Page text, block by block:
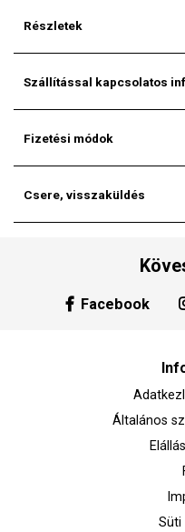
Részletek
Szállítással kapcsolatos
Fizetési módok
Csere, visszaküldés
Facebook
Általános
Süti